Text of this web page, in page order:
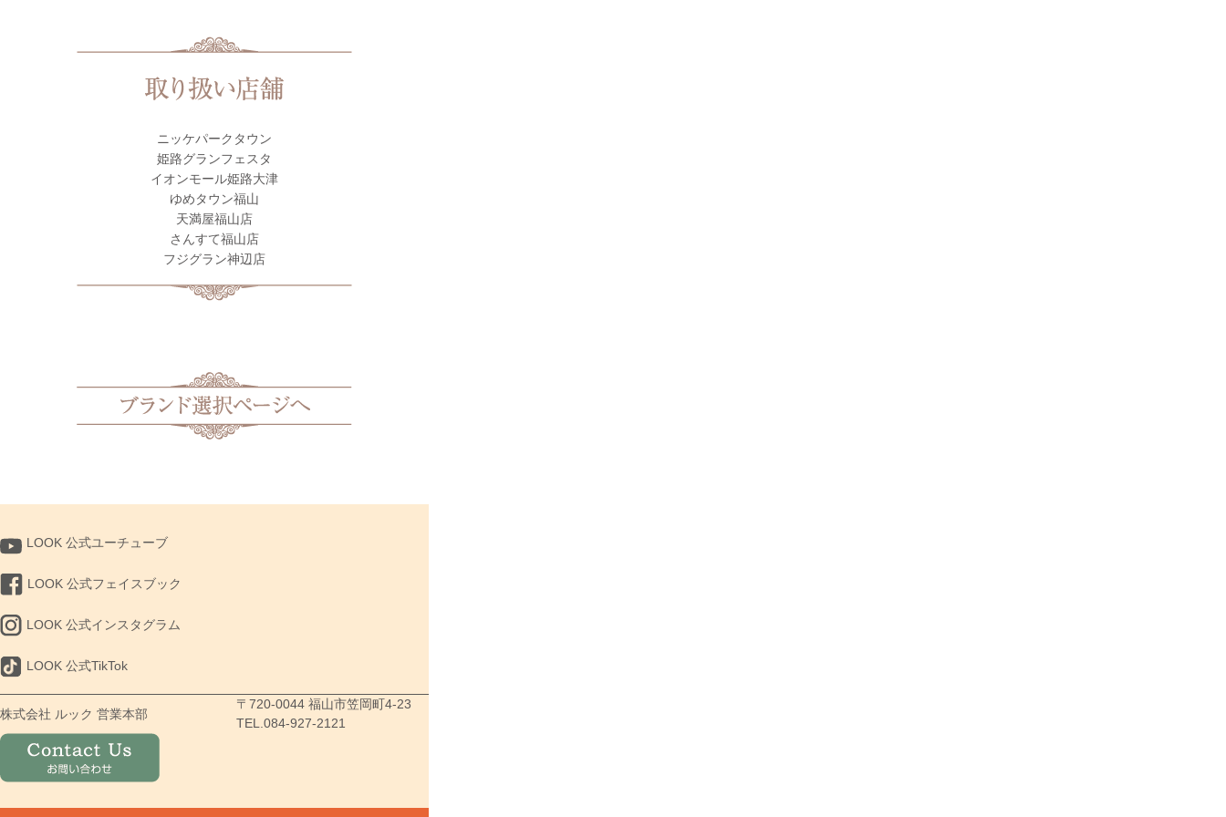
ニッケパークタウン
姫路グランフェスタ
イオンモール姫路大津
ゆめタウン福山
天満屋福山店
さんすて福山店
フジグラン神辺店
LOOK 公式ユーチューブ
LOOK 公式フェイスブック
LOOK 公式インスタグラム
LOOK 公式TikTok
株式会社 ルック 営業本部
〒720-0044 福山市笠岡町4-23
TEL.084-927-2121